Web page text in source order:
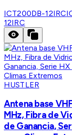
ICT200DB-12IRC
12IRC
HUSTLER
Antena base
MHz, Fibra de
de Ganancia,